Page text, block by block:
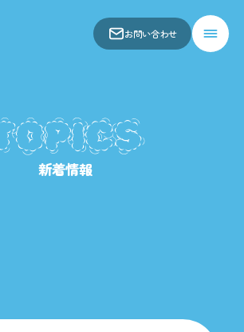
お問い合わせ
仕事内容
新着情報
アクセス
関連事業所
新着情報